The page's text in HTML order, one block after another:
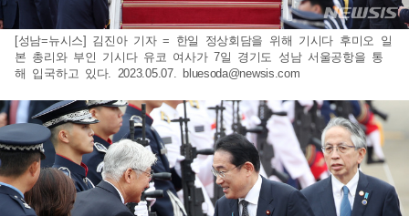
[성남=뉴시스] 김진아 기자 = 한일 정상회담을 위해 기시다 후미오 일
본 총리와 부인 기시다 유코 여사가 7일 경기도 성남 서울공항을 통
해 입국하고 있다. 2023.05.07. bluesoda@newsis.com